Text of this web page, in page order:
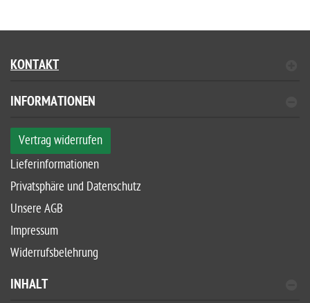
KONTAKT
INFORMATIONEN
Vertrag widerrufen
Lieferinformationen
Privatsphäre und Datenschutz
Unsere AGB
Impressum
Widerrufsbelehrung
INHALT